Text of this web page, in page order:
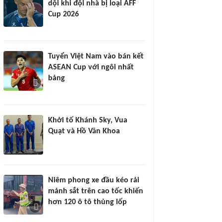
dội khi đội nhà bị loại AFF
Cup 2026
Tuyển Việt Nam vào bán kết
ASEAN Cup với ngôi nhất
bảng
Khởi tố Khánh Sky, Vua
Quạt và Hồ Văn Khoa
Niêm phong xe đầu kéo rải
mảnh sắt trên cao tốc khiến
hơn 120 ô tô thủng lốp